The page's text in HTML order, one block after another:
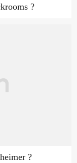
?
?